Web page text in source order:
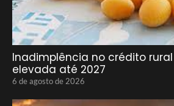
Inadimplência no crédito
elevada até 2027
6 de agosto de 2026